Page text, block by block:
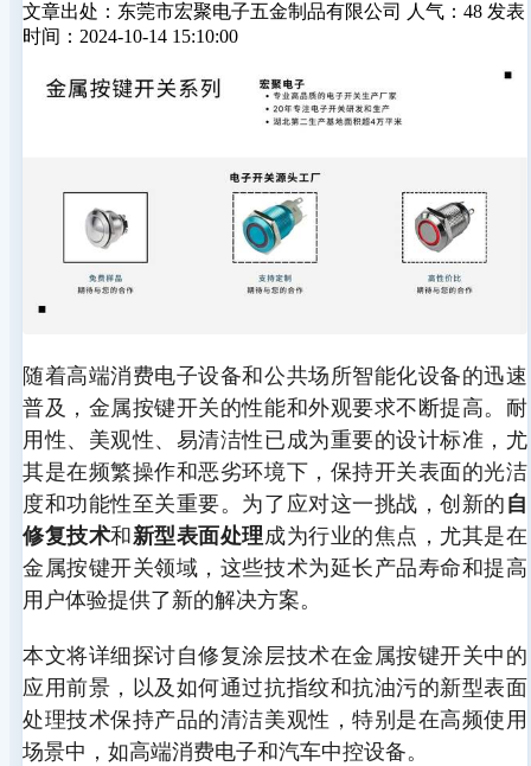
文章出处：东莞市宏聚电子五金制品有限公司 人气：48 发表
时间：2024-10-14 15:10:00
随着高端消费电子设备和公共场所智能化设备的迅速
普及，金属按键开关的性能和外观要求不断提高。耐
用性、美观性、易清洁性已成为重要的设计标准，尤
其是在频繁操作和恶劣环境下，保持开关表面的光洁
度和功能性至关重要。为了应对这一挑战，创新的自
修复技术和新型表面处理成为行业的焦点，尤其是在
金属按键开关领域，这些技术为延长产品寿命和提高
用户体验提供了新的解决方案。
本文将详细探讨自修复涂层技术在金属按键开关中的
应用前景，以及如何通过抗指纹和抗油污的新型表面
处理技术保持产品的清洁美观性，特别是在高频使用
场景中，如高端消费电子和汽车中控设备。